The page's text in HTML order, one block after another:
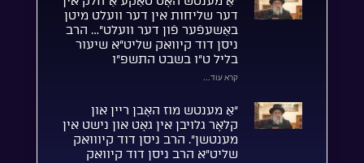
דער שליחות אין דער וועלט מיטן
באַשעפֿער פֿון דער וועלט”… הרב
ניסן דוד קיוואק שליט”א שיעור
בליל ט”ו בשבט התשפ”ו
קרא עוד...
“אַ מענטש מוז האָבן ריין און
קלאָר גלויבן אין גאָט און נישט אין
מענטשן”. הרב ניסן דוד קיווואק
שליט”א הרב ניסן דוד קיוואק